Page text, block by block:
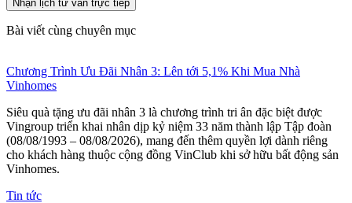
Nhận lịch tư vấn trực tiếp
Bài viết cùng chuyên mục
Chương Trình Ưu Đãi Nhân 3: Lên tới 5,1% Khi Mua Nhà
Vinhomes
Siêu quà tặng ưu đãi nhân 3 là chương trình tri ân đặc biệt được
Vingroup triển khai nhân dịp kỷ niệm 33 năm thành lập Tập đoàn
(08/08/1993 – 08/08/2026), mang đến thêm quyền lợi dành riêng
cho khách hàng thuộc cộng đồng VinClub khi sở hữu bất động sản
Vinhomes.
Tin tức